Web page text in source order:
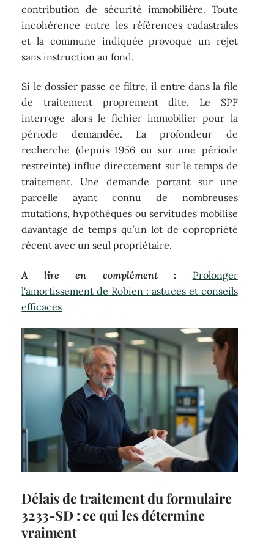
contribution de sécurité immobilière. Toute
incohérence entre les références cadastrales
et la commune indiquée provoque un rejet
sans instruction au fond.
Si le dossier passe ce filtre, il entre dans la file
de traitement proprement dite. Le SPF
interroge alors le fichier immobilier pour la
période demandée. La profondeur de
recherche (depuis 1956 ou sur une période
restreinte) influe directement sur le temps de
traitement. Une demande portant sur une
parcelle ayant connu de nombreuses
mutations, hypothèques ou servitudes mobilise
davantage de temps qu’un lot de copropriété
récent avec un seul propriétaire.
A lire en complément :
Prolonger
l'amortissement de Robien : astuces et conseils
efficaces
Délais de traitement du formulaire
3233-SD : ce qui les détermine
vraiment